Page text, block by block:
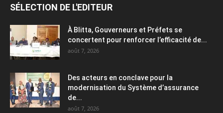
SÉLECTION DE L'EDITEUR
À Blitta, Gouverneurs et Préfets se
concertent pour renforcer l’efficacité de...
août 7, 2026
Des acteurs en conclave pour la
modernisation du Système d’assurance
de...
août 7, 2026